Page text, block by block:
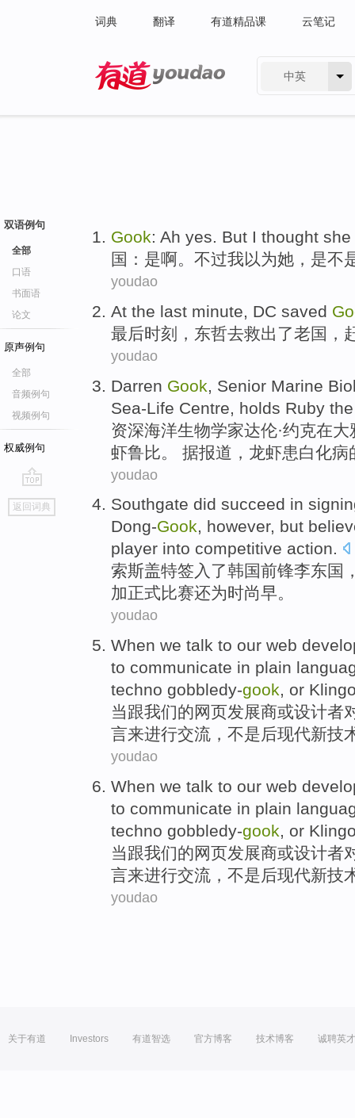
词典 翻译 有道精品课 云笔记
中英
双语例句
全部
口语
书面语
论文
原声例句
全部
音频例句
视频例句
权威例句
go
top
返回词典
Gook: Ah yes. But I thought she
国 ： 是啊。 不过我以为她 ，是不
youdao
At the last minute, DC saved
最后时刻 ，东哲去救出了老国 ，
youdao
Darren Gook Senior Marine
Sea-Life Centre holds Ruby
资深海洋生物学家达伦·约克在大
虾鲁比。 据报道，龙虾患白化
youdao
Southgate did succeed in
Dong-Gook, however, but
player into competitive action.
索斯盖特签 入 了韩国前锋李东国
加正式比赛还为时尚早。
youdao
When we talk to our web
to communicate in plain
techno gobbledy-gook, or
当跟我们的网页发展商或设计者
言来进行交流 ， 不是后现代新技
youdao
When we talk to our web
to communicate in plain
techno gobbledy-gook, or
当跟我们的网页发展商或设计者
言来进行交流 ， 不是后现代新技
youdao
关于有道 Investors 有道智选 官方博客 技术博客 诚聘英才